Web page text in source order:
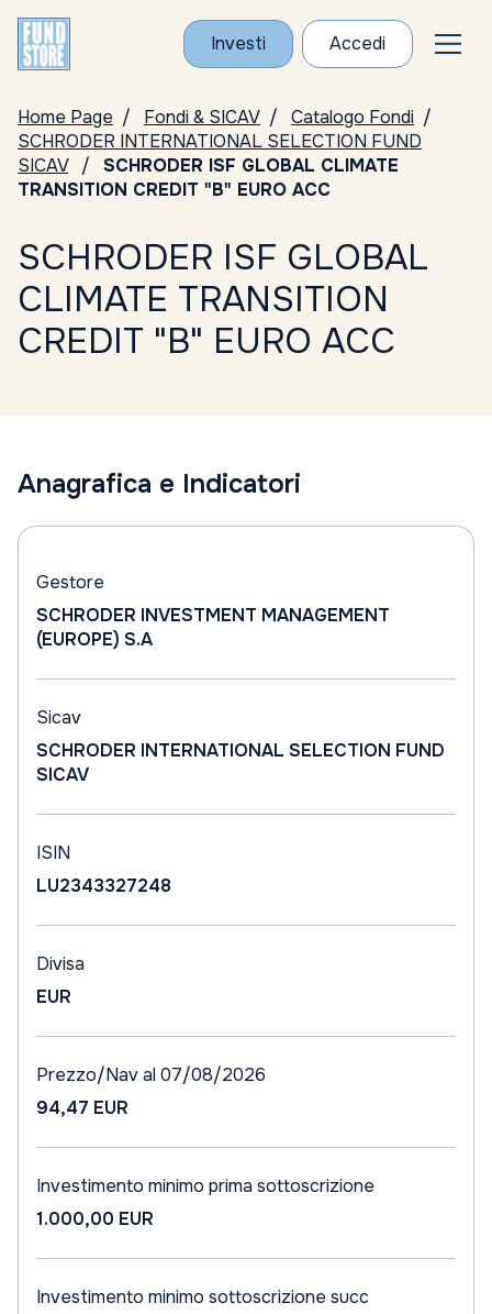
Investi Accedi
Home Page Fondi & SICAV
Catalogo Fondi
SCHRODER INTERNATIONAL SELECTION FUND
SICAV
SCHRODER ISF GLOBAL CLIMATE
TRANSITION CREDIT "B" EURO ACC
SCHRODER ISF GLOBAL
CLIMATE TRANSITION
CREDIT "B" EURO ACC
Anagrafica e Indicatori
Gestore
SCHRODER INVESTMENT MANAGEMENT
(EUROPE) S.A
Sicav
SCHRODER INTERNATIONAL SELECTION FUND
SICAV
ISIN
LU2343327248
Divisa
EUR
Prezzo/Nav al 07/08/2026
94,47 EUR
Investimento minimo prima sottoscrizione
1.000,00 EUR
Investimento minimo sottoscrizione succ